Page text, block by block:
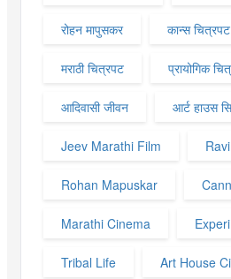
रोहन मापुसकर कान्स
मराठी चित्रपट प्रायोगिक
आदिवासी जीवन आर्ट हाउस
Jeev Marathi Film
Rohan Mapuskar
Marathi Cinema
Tribal Life Art House